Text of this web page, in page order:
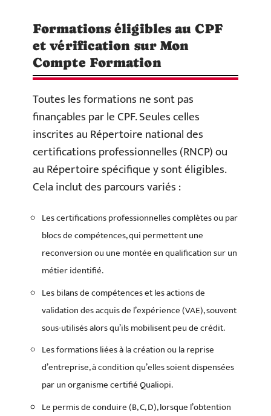
Formations éligibles au CPF
et vérification sur Mon
Compte Formation
Toutes les formations ne sont pas
finançables par le CPF. Seules celles
inscrites au Répertoire national des
certifications professionnelles (RNCP) ou
au Répertoire spécifique y sont éligibles.
Cela inclut des parcours variés :
Les certifications professionnelles complètes ou par
blocs de compétences, qui permettent une
reconversion ou une montée en qualification sur un
métier identifié.
Les bilans de compétences et les actions de
validation des acquis de l’expérience (VAE), souvent
sous-utilisés alors qu’ils mobilisent peu de crédit.
Les formations liées à la création ou la reprise
d’entreprise, à condition qu’elles soient dispensées
par un organisme certifié Qualiopi.
Le permis de conduire (B, C, D), lorsque l’obtention